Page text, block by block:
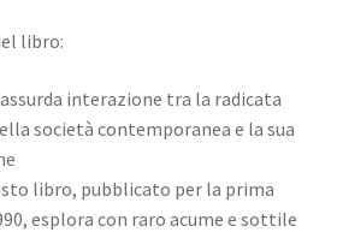
libro:
interazione tra la radicata
società contemporanea e la sua
libro, pubblicato per la prima
esplora con raro acume e sottile